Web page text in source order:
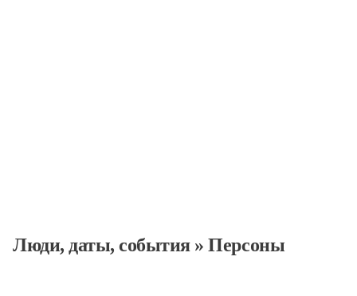
Люди, даты, cобытия»Персоны